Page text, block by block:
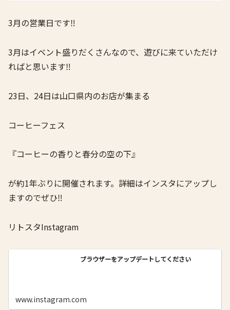
3月の営業日です‼️
3月はイベント盛りだくさんなので、遊びに来ていただけ
ればと思います‼️
23日、24日は山口県内のお店が集まる
コーヒーフェス
『コーヒーの香りと春分の空の下』
が約1年ぶりに開催されます。詳細はインスタにアップし
ますのでぜひ‼️
リトスタInstagram
ブラウザーをアップデートしてください
www.instagram.com